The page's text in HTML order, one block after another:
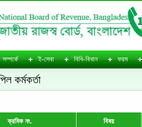
ই-সেবা বিধি-বিধান ফরম
কর্মকর্তা
ক্রমিক নং. বিষয়